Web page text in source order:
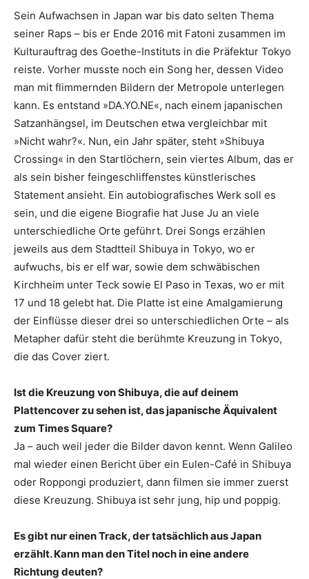
Sein Aufwachsen in Japan war bis dato selten Thema
seiner Raps – bis er Ende 2016 mit Fatoni zusammen im
Kulturauftrag des Goethe-Instituts in die Präfektur Tokyo
reiste. Vorher musste noch ein Song her, dessen Video
man mit flimmernden Bildern der Metropole unterlegen
kann. Es entstand »DA.YO.NE«, nach einem japanischen
Satzanhängsel, im Deutschen etwa vergleichbar mit
»Nicht wahr?«. Nun, ein Jahr später, steht »Shibuya
Crossing« in den Startlöchern, sein viertes Album, das er
als sein bisher feingeschliffenstes künstlerisches
Statement ansieht. Ein autobiografisches Werk soll es
sein, und die eigene Biografie hat Juse Ju an viele
unterschiedliche Orte geführt. Drei Songs erzählen
jeweils aus dem Stadtteil Shibuya in Tokyo, wo er
aufwuchs, bis er elf war, sowie dem schwäbischen
Kirchheim unter Teck sowie El Paso in Texas, wo er mit
17 und 18 gelebt hat. Die Platte ist eine Amalgamierung
der Einflüsse dieser drei so unterschiedlichen Orte – als
Metapher dafür steht die berühmte Kreuzung in Tokyo,
die das Cover ziert.
Ist die Kreuzung von Shibuya, die auf deinem
Plattencover zu sehen ist, das japanische Äquivalent
zum Times Square?
Ja – auch weil jeder die Bilder davon kennt. Wenn Galileo
mal wieder einen Bericht über ein Eulen-Café in Shibuya
oder Roppongi produziert, dann filmen sie immer zuerst
diese Kreuzung. Shibuya ist sehr jung, hip und poppig.
Es gibt nur einen Track, der tatsächlich aus Japan
erzählt. Kann man den Titel noch in eine andere
Richtung deuten?